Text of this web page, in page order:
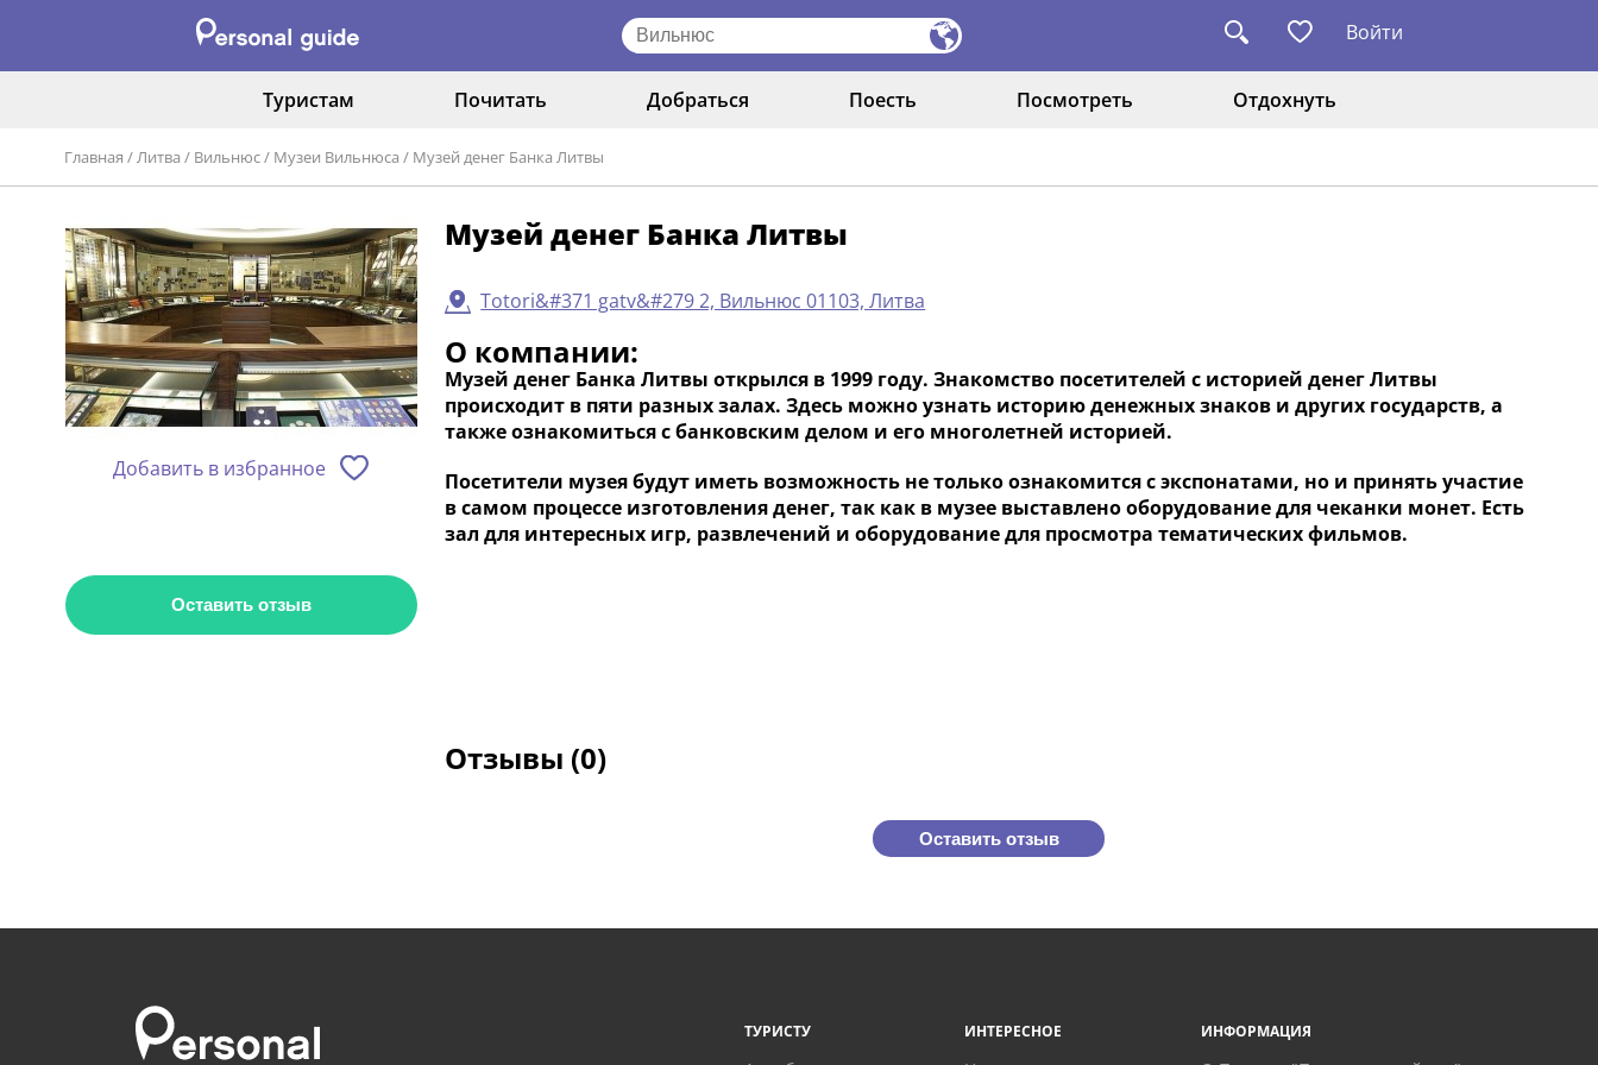
Войти
Туристам Почитать Добраться Поесть Посмотреть Отдохнуть
Главная /Литва / Вильнюс/ Музеи Вильнюса / Музей денег Банка Литвы
Добавить в избранное
Оставить отзыв
Музей денег Банка Литвы
Totori&#371 gatv&#279 2, Вильнюс 01103, Литва
О компании:
Музей денег Банка Литвы открылся в 1999 году. Знакомство посетителей с историей денег Литвы
происходит в пяти разных залах. Здесь можно узнать историю денежных знаков и других государств, а
также ознакомиться с банковским делом и его многолетней историей.
Посетители музея будут иметь возможность не только ознакомится с экспонатами, но и принять участие
в самом процессе изготовления денег, так как в музее выставлено оборудование для чеканки монет. Есть
зал для интересных игр, развлечений и оборудование для просмотра тематических фильмов.
Отзывы (0)
Оставить отзыв
ТУРИСТУ ИНТЕРЕСНОЕ ИНФОРМАЦИЯ